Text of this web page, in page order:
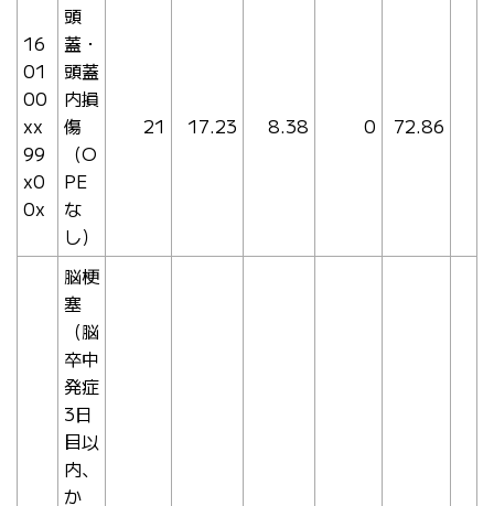
16
01
00
xx
99
x0
0x
頭
蓋・
頭蓋
内損
傷
（O
PE
な
し）
21 17.23 8.38 0 72.86
脳梗
塞
（脳
卒中
発症
3日
目以
内、
か